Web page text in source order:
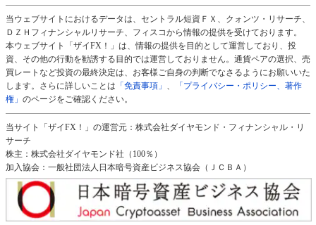
当ウェブサイトにおけるデータは、セントラル短資ＦＸ、クォンツ・リサーチ、
ＤＺＨフィナンシャルリサーチ、フィスコから情報の提供を受けております。
本ウェブサイト「ザイFX！」は、情報の提供を目的として運営しており、投
資、その他の行動を勧誘する目的では運営しておりません。通貨ペアの選択、売
買レートなど投資の最終決定は、お客様ご自身の判断でなさるようにお願いいた
します。さらに詳しいことは 「免責事項」 、
「プライバシー・ポリシー、著作
権」 のページをご確認ください。
当サイト「ザイFX！」の運営元：株式会社ダイヤモンド・フィナンシャル・リ
サーチ
株主：株式会社ダイヤモンド社（100％）
加入協会：一般社団法人日本暗号資産ビジネス協会（ＪＣＢＡ）